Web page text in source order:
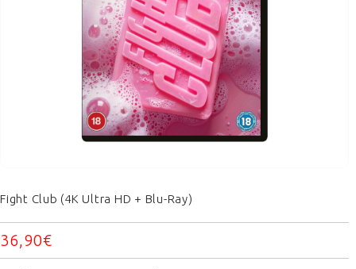
Fight Club (4K Ultra HD + Blu-Ray)
36,90€